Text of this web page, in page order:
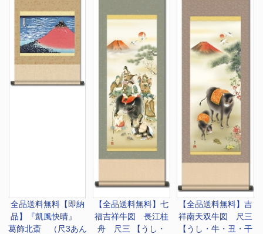
全品送料無料【即納
品】『凱風快晴』
葛飾北斎 （尺3あん
【全品送料無料】 七
福吉祥牛図 長江桂
舟 尺三 【うし・
【全品送料無料】吉
祥南天双牛図 尺三
【うし・牛・丑・干